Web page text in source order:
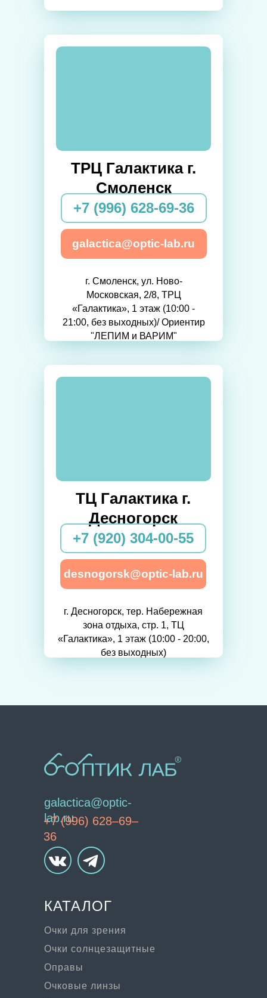
ТЦ Галактика г.
Десногорск
+7 (920) 304-00-55
desnogorsk@optic-lab.ru
г. Десногорск, тер. Набережная
зона отдыха, стр. 1, ТЦ
«Галактика», 1 этаж (10:00 - 20:00,
без выходных)
+7 (996) 628-69-36
galactica@optic-lab.ru
ТРЦ Галактика г.
Смоленск
г. Смоленск, ул. Ново-
Московская, 2/8, ТРЦ
«Галактика», 1 этаж (10:00 -
21:00, без выходных)/ Ориентир
"ЛЕПИМ и ВАРИМ"
galactica@optic-
lab.ru
Очки для зрения
Очки солнцезащитные
Очковые линзы
Оправы
+7 (996) 628–69–
36
КАТАЛОГ